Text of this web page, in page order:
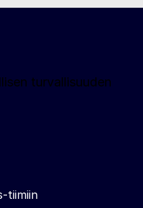
turvallisuuden
tiimiin